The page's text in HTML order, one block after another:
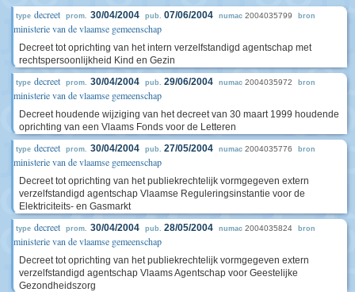
type decreet prom. 30/04/2004 pub. 07/06/2004 numac 2004035799 bron
ministerie van de vlaamse gemeenschap
Decreet tot oprichting van het intern verzelfstandigd agentschap met
rechtspersoonlijkheid Kind en Gezin
type decreet prom. 30/04/2004 pub. 29/06/2004 numac 2004035972 bron
ministerie van de vlaamse gemeenschap
Decreet houdende wijziging van het decreet van 30 maart 1999 houdende
oprichting van een Vlaams Fonds voor de Letteren
type decreet prom. 30/04/2004 pub. 27/05/2004 numac 2004035776 bron
ministerie van de vlaamse gemeenschap
Decreet tot oprichting van het publiekrechtelijk vormgegeven extern
verzelfstandigd agentschap Vlaamse Reguleringsinstantie voor de
Elektriciteits- en Gasmarkt
type decreet prom. 30/04/2004 pub. 28/05/2004 numac 2004035824 bron
ministerie van de vlaamse gemeenschap
Decreet tot oprichting van het publiekrechtelijk vormgegeven extern
verzelfstandigd agentschap Vlaams Agentschap voor Geestelijke
Gezondheidszorg